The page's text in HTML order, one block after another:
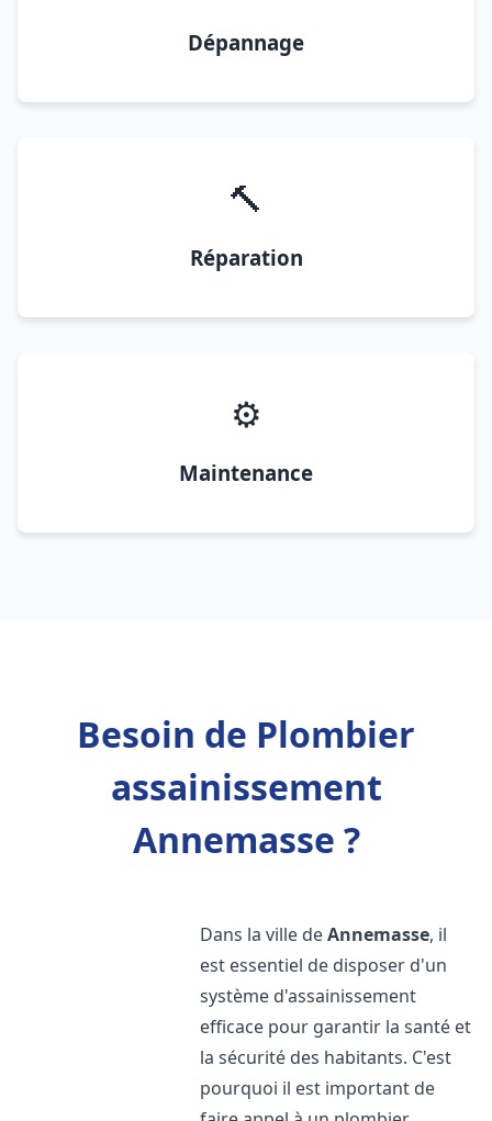
Dépannage
🔨
Réparation
⚙️
Maintenance
Besoin de Plombier
assainissement
Annemasse ?
Dans la ville deAnnemasse, il
est essentiel de disposer d'un
système d'assainissement
efficace pour garantir la santé et
la sécurité des habitants. C'est
pourquoi il est important de